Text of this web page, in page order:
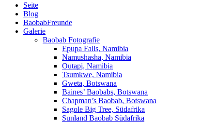
Primäres
Menü
Seite
Blog
BaobabFreunde
Galerie
Baobab Fotografie
Epupa Falls, Namibia
Namushasha, Namibia
Outapi, Namibia
Tsumkwe, Namibia
Gweta, Botswana
Baines’ Baobabs, Botswana
Chapman’s Baobab, Botswana
Sagole Big Tree, Südafrika
Sunland Baobab Südafrika